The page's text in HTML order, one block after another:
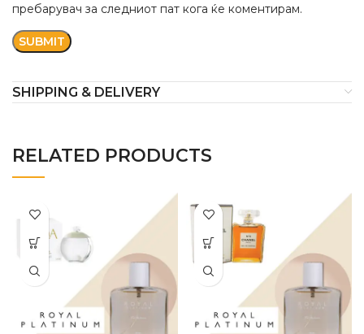
пребарувач за следниот пат кога ќе коментирам.
SHIPPING & DELIVERY
RELATED PRODUCTS